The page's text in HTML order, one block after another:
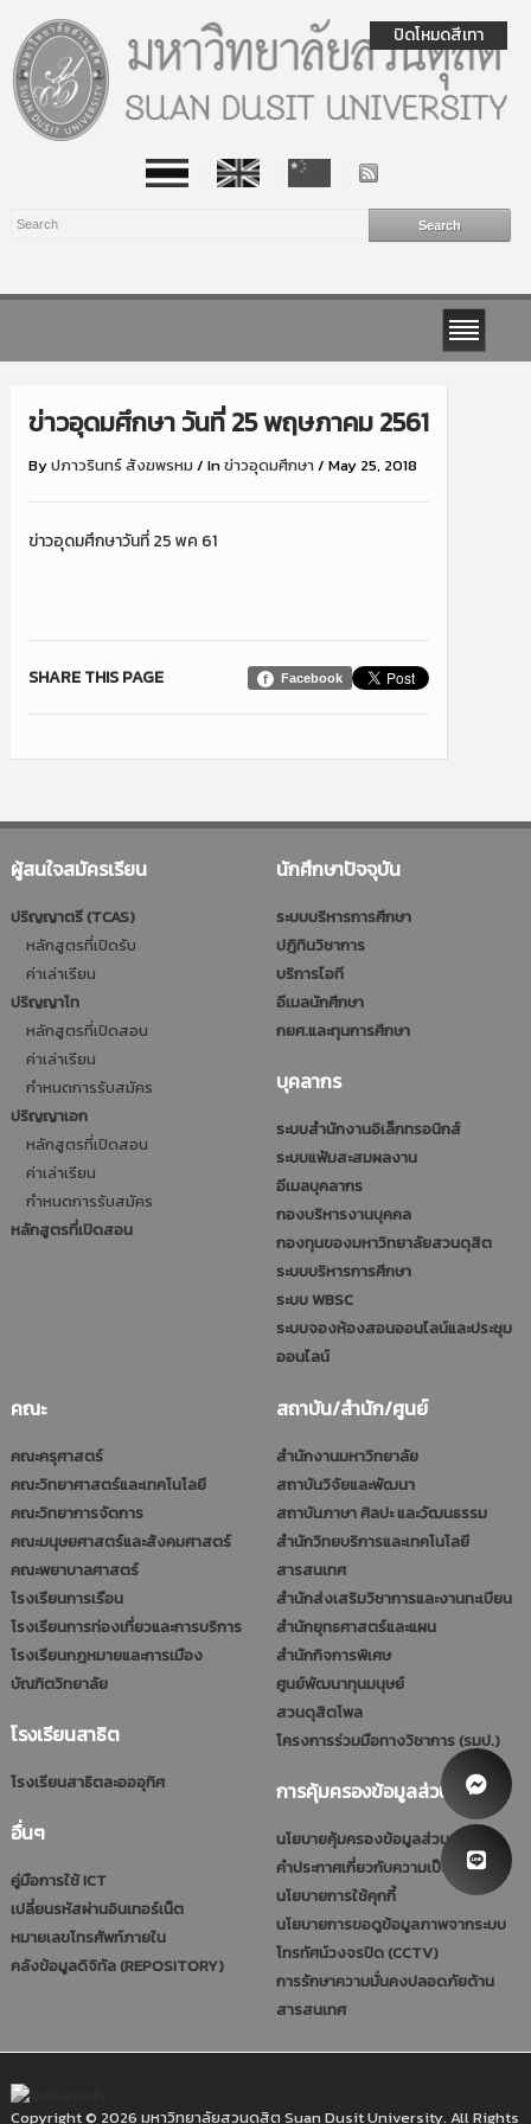
ข่าวอุดมศึกษา วันที่ 25 พฤษภาคม 2561
Byปภาวรินทร์ สังฆพรหม / Inข่าวอุดมศึกษา/ May 25, 2018
ข่าวอุดมศึกษาวันที่ 25 พค 61
Facebook
SHARE THIS PAGE
ผู้สนใจสมัครเรียน
ปริญญาตรี (TCAS)
หลักสูตรที่เปิดรับ
ค่าเล่าเรียน
ปริญญาโท
หลักสูตรที่เปิดสอน
ค่าเล่าเรียน
กำหนดการรับสมัคร
ปริญญาเอก
หลักสูตรที่เปิดสอน
ค่าเล่าเรียน
กำหนดการรับสมัคร
หลักสูตรที่เปิดสอน
นักศึกษาปัจจุบัน
ระบบบริหารการศึกษา
ปฎิทินวิชาการ
บริการไอที
อีเมลนักศึกษา
กยศ.และทุนการศึกษา
บุคลากร
ระบบสำนักงานอิเล็กทรอนิกส์
ระบบแฟ้มสะสมผลงาน
อีเมลบุคลากร
กองบริหารงานบุคคล
กองทุนของมหาวิทยาลัยสวนดุสิต
ระบบบริหารการศึกษา
ระบบ WBSC
ระบบจองห้องสอนออนไลน์และประชุม
ออนไลน์
คณะ
คณะครุศาสตร์
คณะวิทยาศาสตร์และเทคโนโลยี
คณะวิทยาการจัดการ
คณะมนุษยศาสตร์และสังคมศาสตร์
คณะพยาบาลศาสตร์
โรงเรียนการเรือน
โรงเรียนการท่องเที่ยวและการบริการ
โรงเรียนกฎหมายและการเมือง
บัณฑิตวิทยาลัย
โรงเรียนสาธิต
โรงเรียนสาธิตละอออุทิศ
อื่นๆ
คู่มือการใช้ ICT
เปลี่ยนรหัสผ่านอินเทอร์เน็ต
หมายเลขโทรศัพท์ภายใน
คลังข้อมูลดิจิทัล (REPOSITORY)
สถาบัน/สำนัก/ศูนย์
สำนักงานมหาวิทยาลัย
สถาบันวิจัยและพัฒนา
สถาบันภาษา ศิลปะ และวัฒนธรรม
สำนักวิทยบริการและเทคโนโลยี
สารสนเทศ
สำนักส่งเสริมวิชาการและงานทะเบียน
สำนักยุทธศาสตร์และแผน
สำนักกิจการพิเศษ
ศูนย์พัฒนาทุนมนุษย์
สวนดุสิตโพล
โครงการร่วมมือทางวิชาการ (รมป.)
การคุ้มครองข้อมูลส่วนบุคคล
นโยบายคุ้มครองข้อมูลส่วนบุคคล
คำประกาศเกี่ยวกับความเป็นส่วนตัว
นโยบายการใช้คุกกี้
นโยบายการขอดูข้อมูลภาพจากระบบ
โทรทัศน์วงจรปิด (CCTV)
การรักษาความมั่นคงปลอดภัยด้าน
สารสนเทศ
Copyright © 2026 มหาวิทยาลัยสวนดุสิต Suan Dusit University. All Rights
ปิดโหมดสีเทา